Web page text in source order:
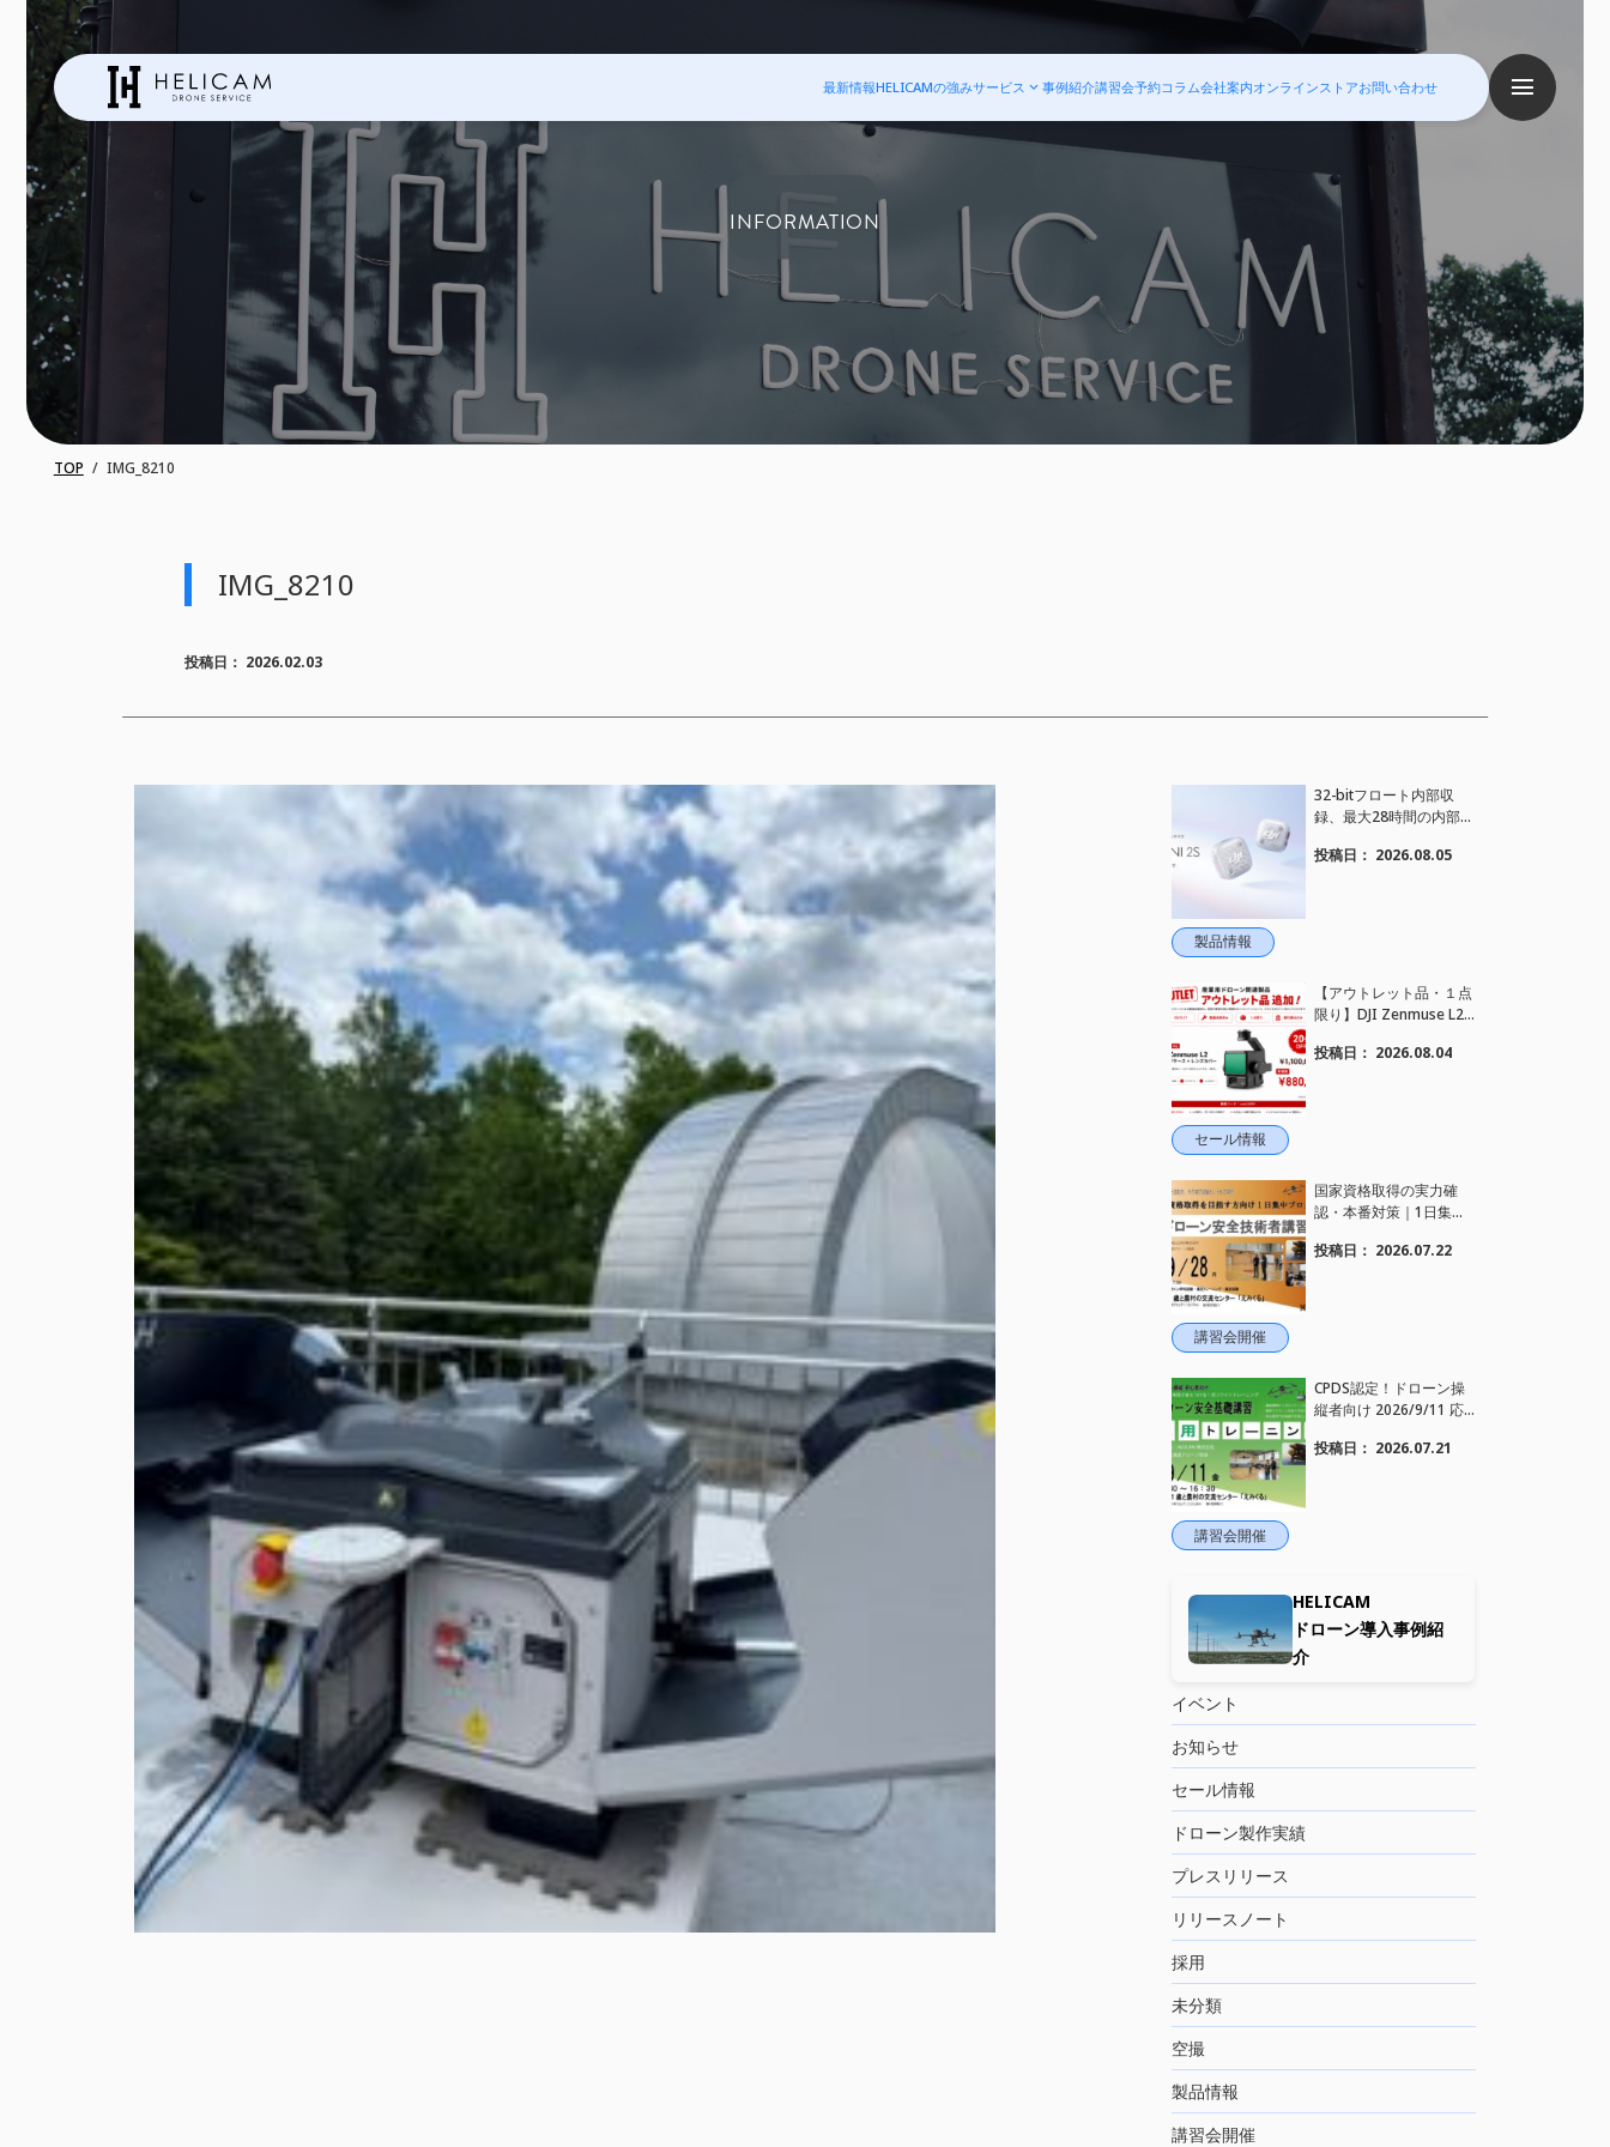
最新情報HELICAMの強みサービス 事例紹介講習会予約コラム会社案内オンラインストアお問い合わせ
INFORMATION
TOP IMG_8210
IMG_8210
投稿日： 2026.02.03
製品情報
32-bitフロート内部収
録、最大28時間の内部録
応、2段階AIノイズキャ
投稿日： 2026.08.05
セール情報
【アウトレット品・１点
限り】DJI Zenmuse L2
た。｜HELICAM STORE
投稿日： 2026.08.04
講習会開催
国家資格取得の実力確
認・本番対策｜1日集中
ン安全技術者講習 開催
投稿日： 2026.07.22
講習会開催
CPDS認定！ドローン操
縦者向け 2026/9/11 応
EBから簡単申込】
投稿日： 2026.07.21
HELICAM
ドローン導入事例紹
介
イベント
お知らせ
セール情報
ドローン製作実績
プレスリリース
リリースノート
採用
未分類
空撮
製品情報
講習会開催